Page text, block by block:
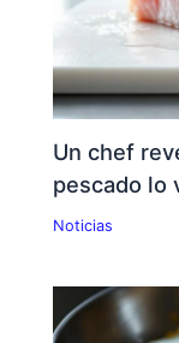
Un chef
pescado lo
Noticias